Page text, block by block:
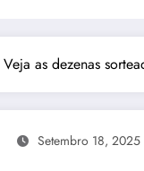
Veja as dezenas
Setembro 18, 2025